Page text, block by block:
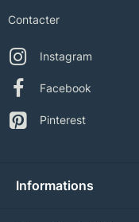
Contacter
Instagram
Facebook
Pinterest
Informations